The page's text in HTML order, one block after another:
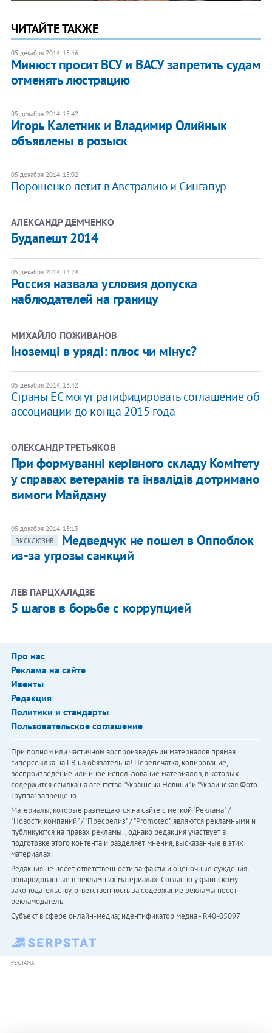
ЧИТАЙТЕ ТАКЖЕ
05 декабря 2014, 15:46
Минюст просит ВСУ и ВАСУ запретить судам
отменять люстрацию
05 декабря 2014, 15:42
Игорь Калетник и Владимир Олийнык
объявлены в розыск
05 декабря 2014, 15:02
Порошенко летит в Австралию и Сингапур
АЛЕКСАНДР ДЕМЧЕНКО
Будапешт 2014
05 декабря 2014, 14:24
Россия назвала условия допуска
наблюдателей на границу
МИХАЙЛО ПОЖИВАНОВ
Іноземці в уряді: плюс чи мінус?
05 декабря 2014, 13:42
Страны ЕС могут ратифицировать соглашение об
ассоциации до конца 2015 года
ОЛЕКСАНДР ТРЕТЬЯКОВ
При формуванні керівного складу Комітету
у справах ветеранів та інвалідів дотримано
вимоги Майдану
05 декабря 2014, 13:13
ЭКСКЛЮЗИВ
Медведчук не пошел в Оппоблок
из-за угрозы санкций
ЛЕВ ПАРЦХАЛАДЗЕ
5 шагов в борьбе с коррупцией
Про нас
Реклама на сайте
Ивенты
Редакция
Политики и стандарты
Пользовательское соглашение
При полном или частичном воспроизведении материалов прямая
гиперссылка на LB.ua обязательна! Перепечатка, копирование,
воспроизведение или иное использование материалов, в которых
содержится ссылка на агентство "Українськi Новини" и "Украинская Фото
Группа" запрещено.
Материалы, которые размещаются на сайте с меткой "Реклама" /
"Новости компаний" / "Пресрелиз" / "Promoted", являются рекламными и
публикуются на правах рекламы. , однако редакция участвует в
подготовке этого контента и разделяет мнения, высказанные в этих
материалах.
Редакция не несет ответственности за факты и оценочные суждения,
обнародованные в рекламных материалах. Согласно украинскому
законодательству, ответственность за содержание рекламы несет
рекламодатель.
Субъект в сфере онлайн-медиа; идентификатор медиа - R40-05097
РЕКЛАМА